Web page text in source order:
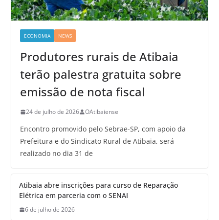
ECONOMIA NEWS
Produtores rurais de Atibaia
terão palestra gratuita sobre
emissão de nota fiscal
24 de julho de 2026 OAtibaiense
Encontro promovido pelo Sebrae-SP, com apoio da
Prefeitura e do Sindicato Rural de Atibaia, será
realizado no dia 31 de
Atibaia abre inscrições para curso de Reparação
Elétrica em parceria com o SENAI
6 de julho de 2026